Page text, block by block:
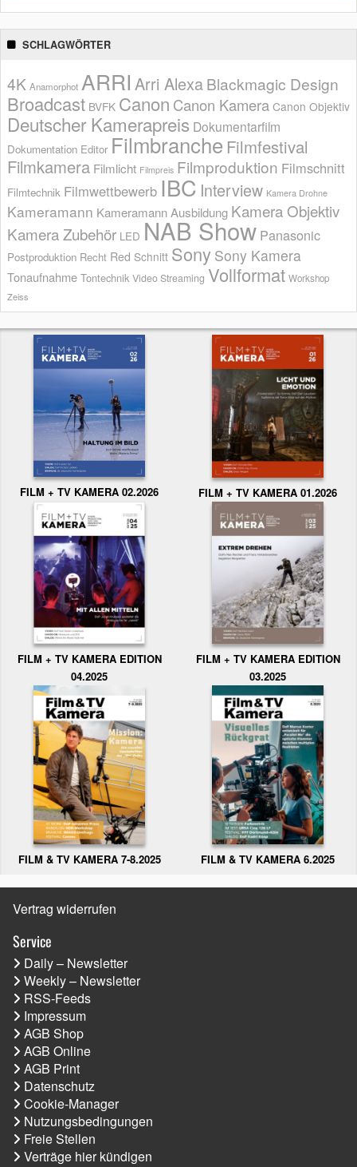
SCHLAGWÖRTER
4K Anamorphot ARRI Arri AlexaBlackmagic Design
Broadcast BVFK Canon Canon Kamera Canon Objektiv
Deutscher Kamerapreis Dokumentarfilm
Dokumentation Editor Filmbranche Filmfestival
Filmkamera Filmlicht Filmpreis Filmproduktion Filmschnitt
Filmtechnik Filmwettbewerb IBC Interview Kamera Drohne
Kameramann Kameramann Ausbildung Kamera Objektiv
Kamera Zubehör LED NAB Show Panasonic
Postproduktion Recht Red Schnitt Sony Sony Kamera
Tonaufnahme Tontechnik Video Streaming Vollformat Workshop
Zeiss
FILM + TV KAMERA 02.2026 FILM + TV KAMERA 01.2026
FILM + TV KAMERA EDITION
04.2025
FILM + TV KAMERA EDITION
03.2025
FILM & TV KAMERA 7-8.2025 FILM & TV KAMERA 6.2025
Vertrag widerrufen
Service
Daily – Newsletter
Weekly – Newsletter
RSS-Feeds
Impressum
AGB Shop
AGB Online
AGB Print
Datenschutz
Cookie-Manager
Nutzungsbedingungen
Freie Stellen
Verträge hier kündigen